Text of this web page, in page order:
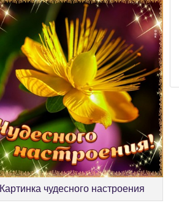
Картинка чудесного настроения